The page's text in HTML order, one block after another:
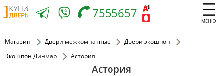
МЕНЮ
7555657
Магазин Двери межкомнатные
Двери экошпон
Экошпон Динмар
Астория
Астория